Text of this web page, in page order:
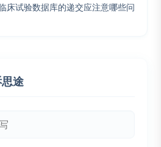
床试验数据库的递交应注意哪些问
途